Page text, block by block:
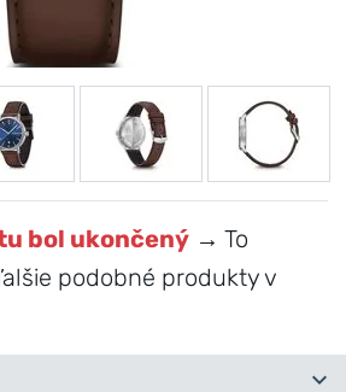
bol ukončený → To
podobné produkty v